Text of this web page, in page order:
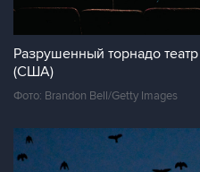
Разрушенный торнадо
(США)
Фото: Brandon Bell/Getty Images